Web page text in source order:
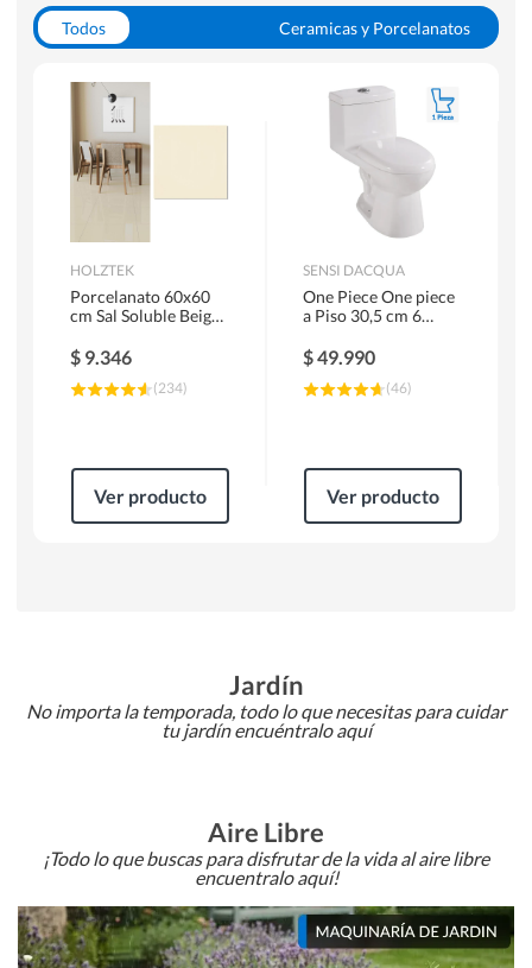
Todos
Ceramicas y Porcelanatos
WC y Sanitarios
Pisos Flotantes y Laminados
Pinturas
HOLZTEK
Porcelanato 60x60
cm Sal Soluble Beige
$ 9.346
(234)
Ver producto
SENSI DACQUA
One Piece One piece
a Piso 30,5 cm 6
$49.990
(46)
Ver producto
Jardín
No importa la temporada, todo lo que necesitas para cuidar
tu jardín encuéntralo aquí
Aire Libre
¡Todo lo que buscas para disfrutar de la vida al aire libre
encuentralo aquí!